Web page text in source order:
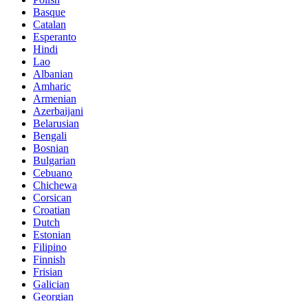
Basque
Catalan
Esperanto
Hindi
Lao
Albanian
Amharic
Armenian
Azerbaijani
Belarusian
Bengali
Bosnian
Bulgarian
Cebuano
Chichewa
Corsican
Croatian
Dutch
Estonian
Filipino
Finnish
Frisian
Galician
Georgian